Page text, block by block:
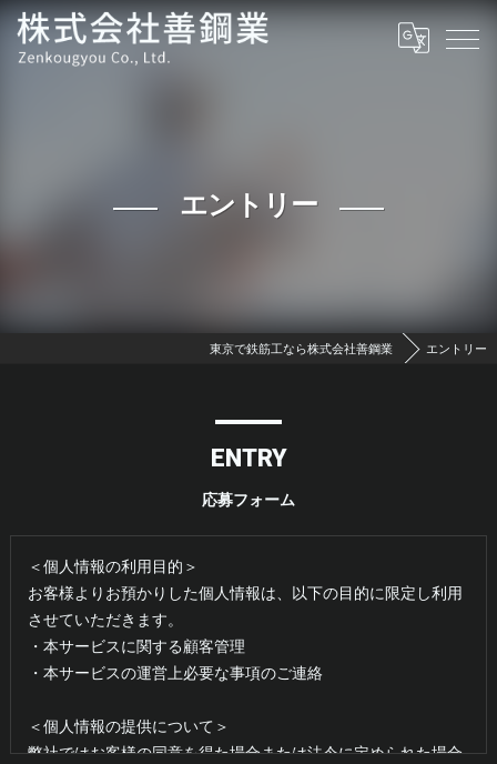
エントリー
東京で鉄筋工なら株式会社善鋼業 エントリー
応募フォーム
ENTRY
＜個人情報の利用目的＞
お客様よりお預かりした個人情報は、以下の目的に限定し利用
させていただきます。
・本サービスに関する顧客管理
・本サービスの運営上必要な事項のご連絡
＜個人情報の提供について＞
弊社ではお客様の同意を得た場合または法令に定められた場合